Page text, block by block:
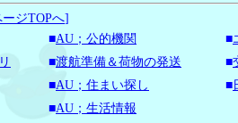
ージTOPへ]
■AU；公的機関 ■
■渡航準備＆荷物の発送 ■
■AU；住まい探し ■
■AU；生活情報